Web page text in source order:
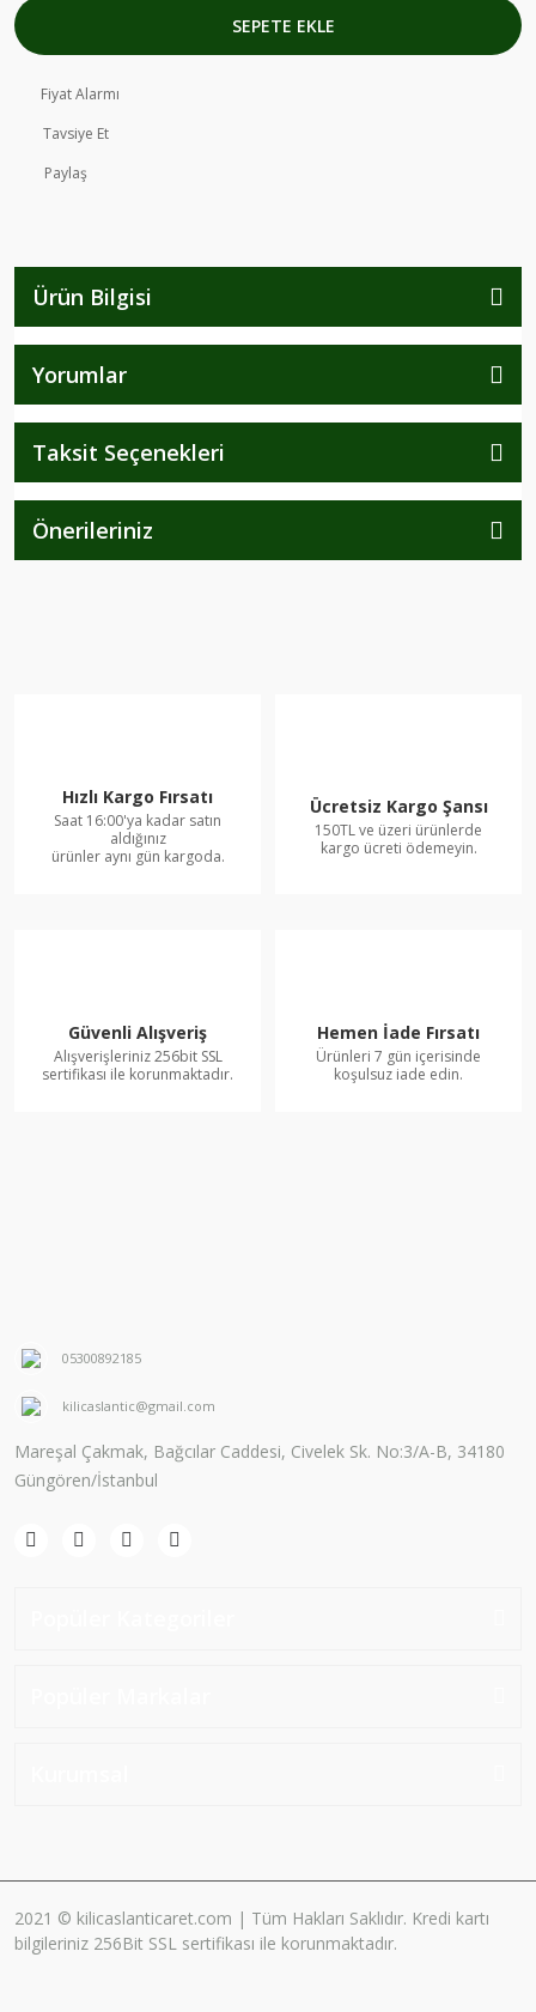
SEPETE EKLE
Fiyat Alarmı
Tavsiye Et
Paylaş
Ürün Bilgisi
Yorumlar
Taksit Seçenekleri
Önerileriniz
Hızlı Kargo Fırsatı
Saat 16:00'ya kadar satın
aldığınız
ürünler aynı gün kargoda.
Ücretsiz Kargo Şansı
150TL ve üzeri ürünlerde
kargo ücreti ödemeyin.
Güvenli Alışveriş
Alışverişleriniz 256bit SSL
sertifikası ile korunmaktadır.
Hemen İade Fırsatı
Ürünleri 7 gün içerisinde
koşulsuz iade edin.
05300892185
kilicaslantic@gmail.com
Mareşal Çakmak, Bağcılar Caddesi, Civelek Sk. No:3/A-B, 34180
Güngören/İstanbul
2021 © kilicaslanticaret.com | Tüm Hakları Saklıdır. Kredi kartı
bilgileriniz 256Bit SSL sertifikası ile korunmaktadır.